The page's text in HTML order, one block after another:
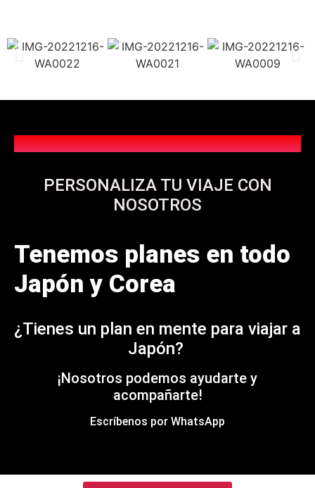
PERSONALIZA TU VIAJE CON
NOSOTROS
Tenemos planes en todo
Japón y Corea
¿Tienes un plan en mente para viajar a
Japón?
¡Nosotros podemos ayudarte y
acompañarte!
Escríbenos por WhatsApp